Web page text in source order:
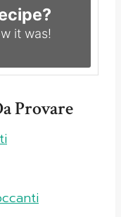
it was!
Provare